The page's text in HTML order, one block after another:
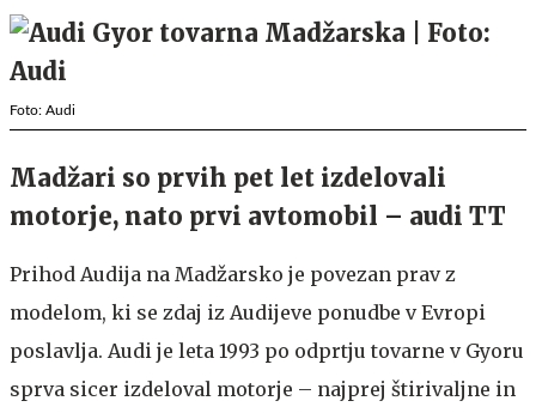
Foto: Audi
Madžari so prvih pet let izdelovali
motorje, nato prvi avtomobil – audi TT
Prihod Audija na Madžarsko je povezan prav z
modelom, ki se zdaj iz Audijeve ponudbe v Evropi
poslavlja. Audi je leta 1993 po odprtju tovarne v Gyoru
sprva sicer izdeloval motorje – najprej štirivaljne in